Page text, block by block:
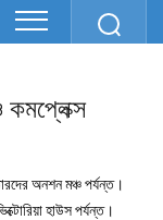
কমপ্লেক্স
অনশন মঞ্চ পর্যন্ত।
হাউস পর্যন্ত।